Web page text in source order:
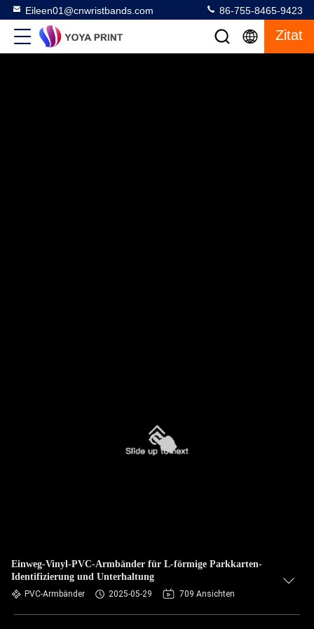
Eileen01@cnwristbands.com 86-755-8465-9423
Zitat
Einweg-Vinyl-PVC-Armbänder für L-förmige Parkkarten-
Identifizierung und Unterhaltung
PVC-Armbänder 2025-05-29 709 Ansichten